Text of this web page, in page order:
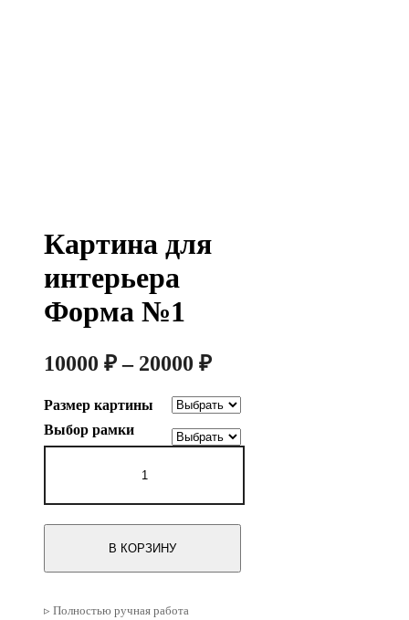
Картина для
интерьера
Форма №1
10000 ₽ – 20000 ₽Диапазон
10000 ₽
–
Размер картины
Выбор рамки
товара
для
№1
В КОРЗИНУ
▹ Полностью ручная работа